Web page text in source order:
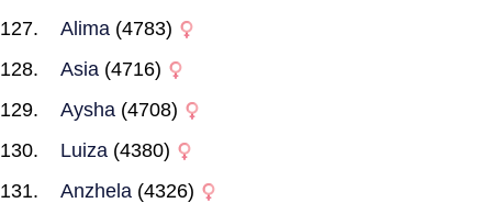
Alima (4783)
Asia (4716)
Aysha (4708)
Luiza (4380)
Anzhela (4326)